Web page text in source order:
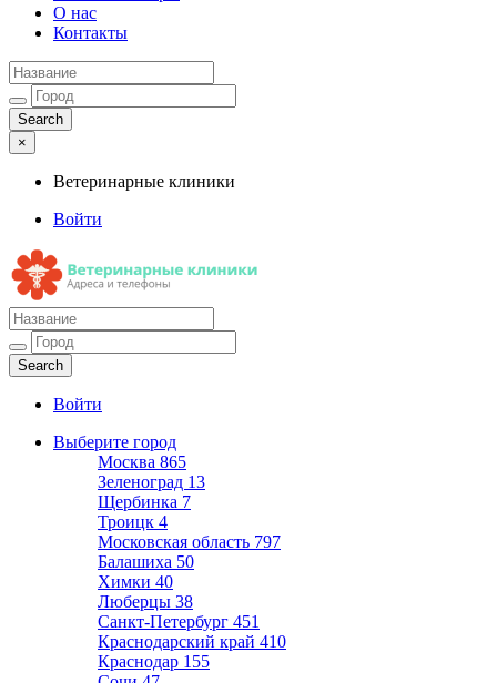
О нас
Контакты
×
Ветеринарные клиники
Войти
Ветеринарные клиники
Адреса и телефоны
Войти
Выберите город
Москва 865
Зеленоград 13
Щербинка 7
Троицк 4
Московская область 797
Балашиха 50
Химки 40
Люберцы 38
Санкт-Петербург 451
Краснодарский край 410
Краснодар 155